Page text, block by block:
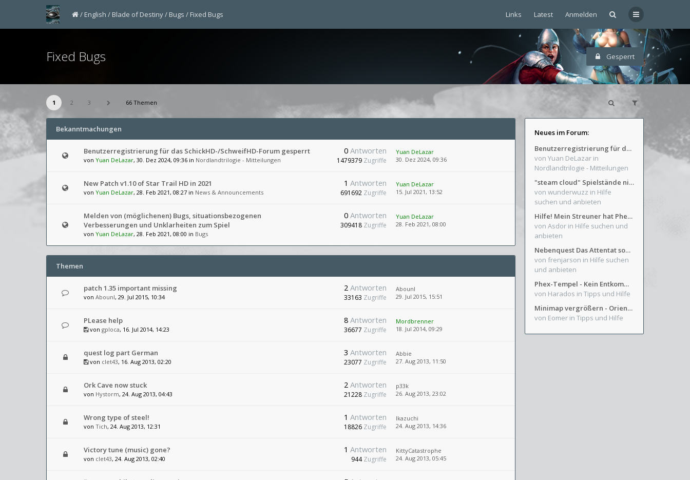
Links Latest Anmelden
English Blade of Destiny Bugs Fixed Bugs
Fixed Bugs Gesperrt
1 2 3 66 Themen
Bekanntmachungen
Benutzerregistrierung für das SchickHD-/SchweifHD-Forum gesperrt
von Yuan DeLazar, 30. Dez 2024, 09:36 in Nordlandtrilogie - Mitteilungen
0 Antworten
1479379 Zugriffe
Yuan DeLazar
30. Dez 2024, 09:36
New Patch v1.10 of Star Trail HD in 2021
von Yuan DeLazar, 28. Feb 2021, 08:27 in News & Announcements
1 Antworten
691692 Zugriffe
Yuan DeLazar
15. Jul 2021, 13:52
Melden von (möglichenen) Bugs, situationsbezogenen
Verbesserungen und Unklarheiten zum Spiel
von Yuan DeLazar, 28. Feb 2021, 08:00 in Bugs
0 Antworten
309418 Zugriffe
Yuan DeLazar
28. Feb 2021, 08:00
Themen
patch 1.35 important missing
von AbounI, 29. Jul 2015, 10:34
2 Antworten
33163 Zugriffe
AbounI
29. Jul 2015, 15:51
PLease help
von gploca, 16. Jul 2014, 14:23
8 Antworten
36677 Zugriffe
Mordbrenner
18. Jul 2014, 09:29
quest log part German
von clet43, 16. Aug 2013, 02:20
3 Antworten
23077 Zugriffe
Abbie
27. Aug 2013, 11:50
Ork Cave now stuck
von Hystorm, 24. Aug 2013, 04:43
2 Antworten
21228 Zugriffe
p33k
26. Aug 2013, 23:02
Wrong type of steel!
von Tich, 24. Aug 2013, 12:31
1 Antworten
18826 Zugriffe
Ikazuchi
24. Aug 2013, 14:36
Victory tune (music) gone?
von clet43, 24. Aug 2013, 02:40
1 Antworten
944Zugriffe
KittyCatastrophe
24. Aug 2013, 05:45
Neues im Forum:
Benutzerregistrierung für das SchickHD-/SchweifHD-Forum gesperrt
von Yuan DeLazar in
Nordlandtrilogie - Mitteilungen
"steam cloud" Spielstände nicht verfügbar
von wunderwuzz in Hilfe
suchen und anbieten
Hilfe! Mein Streuner hat Phexens Gunst verloren...
von Asdor in Hilfe suchen und
anbieten
Nebenquest Das Attentat sowie Beilunker Reiter und zwei kleine Ausrüstungsfragen
von frenjarson in Hilfe suchen
und anbieten
Phex-Tempel - Kein Entkommen aus Weinkeller/Bibliothek Trakt
von Harados in Tipps und Hilfe
Minimap vergrößern - Orientierung in Blutzinnen
von Eomer in Tipps und Hilfe